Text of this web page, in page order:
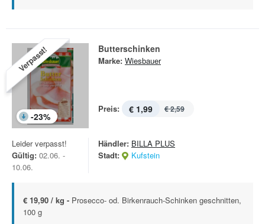
Verpasst!
-23%
Butterschinken
Marke: Wiesbauer
Preis: € 1,99 € 2,59
Leider verpasst!
Gültig: 02.06. -
10.06.
Händler: BILLA PLUS
Stadt:
Kufstein
€ 19,90 / kg - Prosecco- od. Birkenrauch-Schinken geschnitten,
100 g